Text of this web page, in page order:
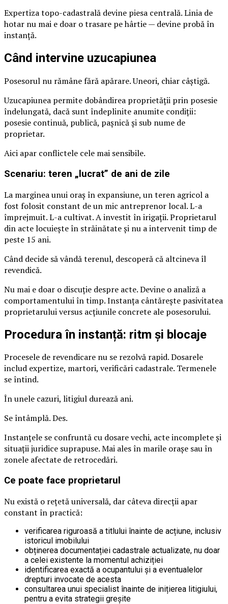
Expertiza topo-cadastrală devine piesa centrală. Linia de
hotar nu mai e doar o trasare pe hârtie — devine probă în
instanță.
Când intervine uzucapiunea
Posesorul nu rămâne fără apărare. Uneori, chiar câștigă.
Uzucapiunea permite dobândirea proprietății prin posesie
îndelungată, dacă sunt îndeplinite anumite condiții:
posesie continuă, publică, pașnică și sub nume de
proprietar.
Aici apar conflictele cele mai sensibile.
Scenariu: teren „lucrat” de ani de zile
La marginea unui oraș în expansiune, un teren agricol a
fost folosit constant de un mic antreprenor local. L-a
împrejmuit. L-a cultivat. A investit în irigații. Proprietarul
din acte locuiește în străinătate și nu a intervenit timp de
peste 15 ani.
Când decide să vândă terenul, descoperă că altcineva îl
revendică.
Nu mai e doar o discuție despre acte. Devine o analiză a
comportamentului în timp. Instanța cântărește pasivitatea
proprietarului versus acțiunile concrete ale posesorului.
Procedura în instanță: ritm și blocaje
Procesele de revendicare nu se rezolvă rapid. Dosarele
includ expertize, martori, verificări cadastrale. Termenele
se întind.
În unele cazuri, litigiul durează ani.
Se întâmplă. Des.
Instanțele se confruntă cu dosare vechi, acte incomplete și
situații juridice suprapuse. Mai ales în marile orașe sau în
zonele afectate de retrocedări.
Ce poate face proprietarul
Nu există o rețetă universală, dar câteva direcții apar
constant în practică:
verificarea riguroasă a titlului înainte de acțiune, inclusiv
istoricul imobilului
obținerea documentației cadastrale actualizate, nu doar
a celei existente la momentul achiziției
identificarea exactă a ocupantului și a eventualelor
drepturi invocate de acesta
consultarea unui specialist înainte de inițierea litigiului,
pentru a evita strategii greșite